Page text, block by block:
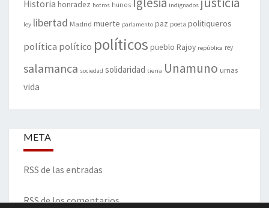
Historia honradez hotros hunos indignados
ley libertad Madrid muerte parlamento paz poeta politiqueros
política político políticos pueblo Rajoy república rey
salamanca sociedad solidaridad tierra Unamuno urnas
vida
META
RSS de las entradas
RSS de los comentarios